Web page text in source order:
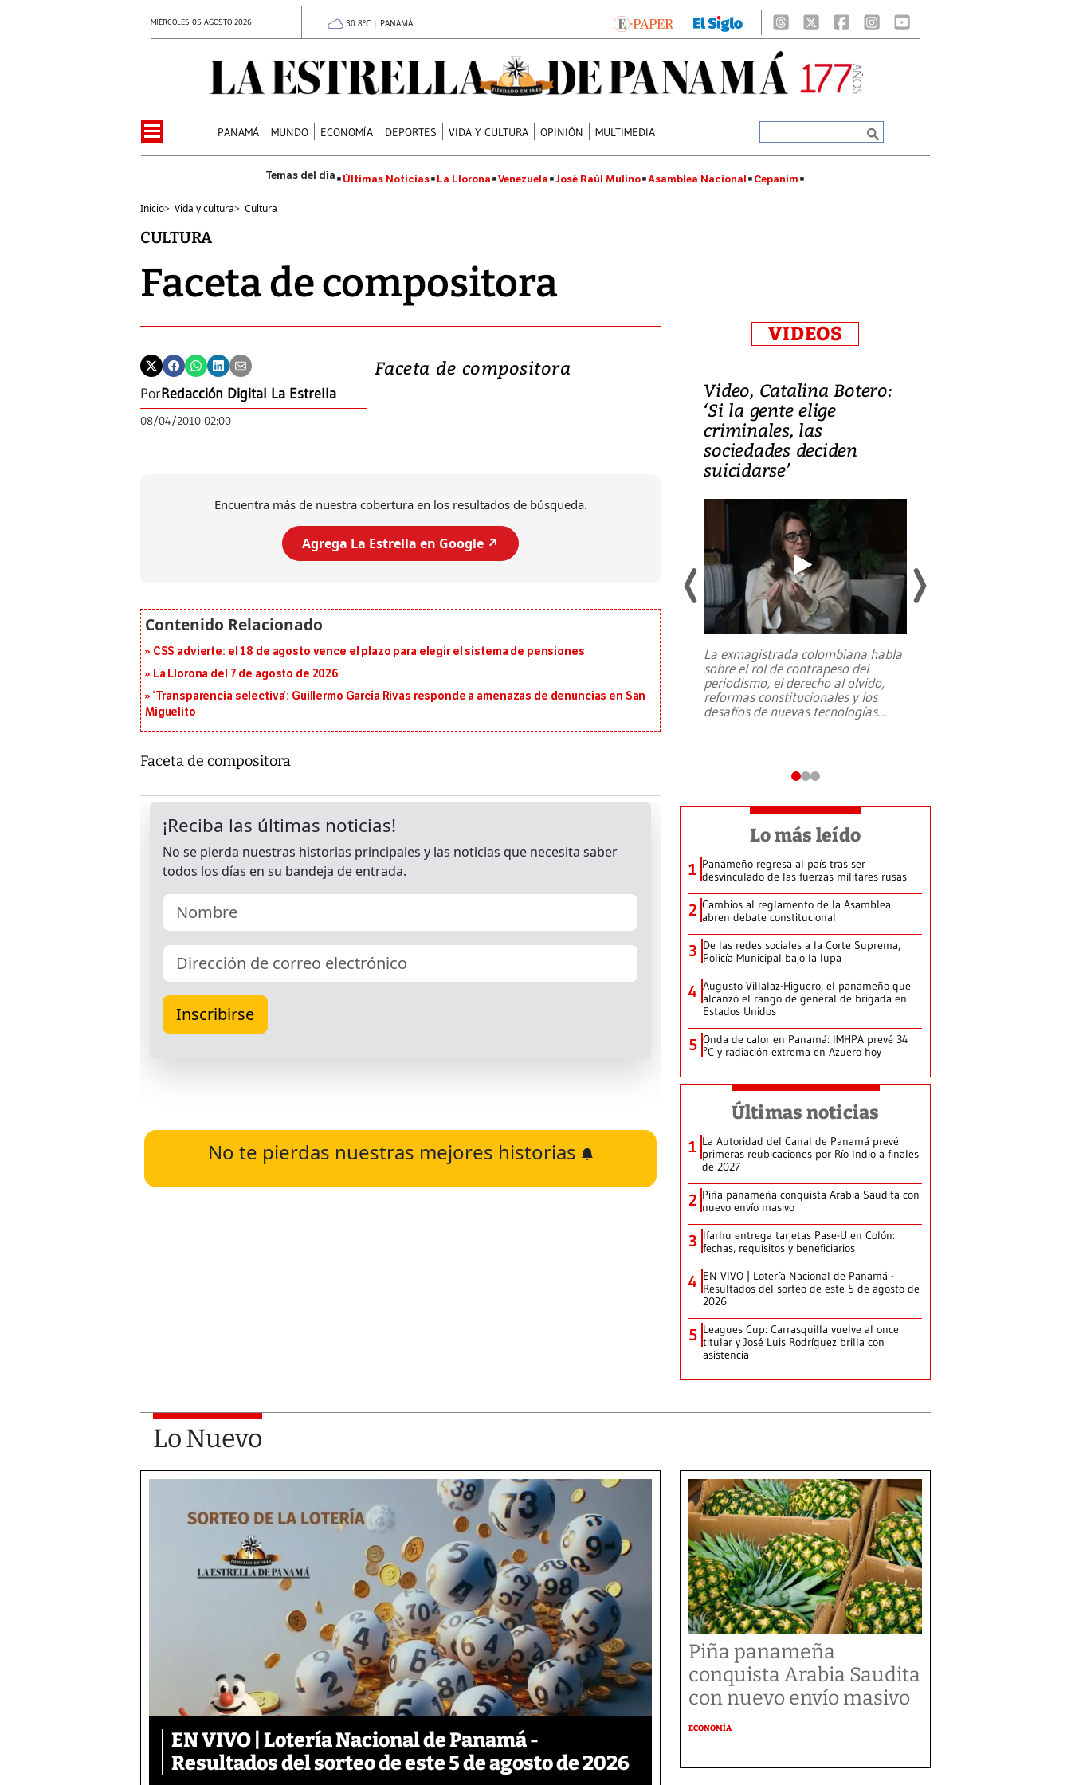
MIÉRCOLES 05 AGOSTO 2026 30.8°C | PANAMÁ
PANAMÁ MUNDO ECONOMÍA DEPORTES VIDA Y CULTURA OPINIÓN MULTIMEDIA
Últimas Noticias La Llorona Venezuela José Raúl Mulino Asamblea Nacional Cepanim
Inicio> Vida y cultura> Cultura
CULTURA
Faceta de compositora
PorRedacción Digital La Estrella
08/04/2010 02:00
Faceta de compositora
Encuentra más de nuestra cobertura en los resultados de búsqueda.
Agrega La Estrella en Google ↗️
CSS advierte: el 18 de agosto vence el plazo para elegir el sistema de pensiones
La Llorona del 7 de agosto de 2026
‘Transparencia selectiva’: Guillermo García Rivas responde a amenazas de denuncias en San
Miguelito
Faceta de compositora
No te pierdas nuestras mejores historias
VIDEOS
Un fuerte terremoto de magnitud
julio en la prefectura de Kumamoto,
al sur de Japón, provocando una
Video, Catalina Botero:
‘Si la gente elige
criminales, las
sociedades deciden
suicidarse’
La exmagistrada colombiana habla
sobre el rol de contrapeso del
periodismo, el derecho al olvido,
reformas constitucionales y los
desafíos de nuevas tecnologías...
Lo más leído
1 Panameño regresa al país tras ser
desvinculado de las fuerzas militares rusas
2 Cambios al reglamento de la Asamblea
abren debate constitucional
3 De las redes sociales a la Corte Suprema,
Policía Municipal bajo la lupa
4 Augusto Villalaz-Higuero, el panameño que
alcanzó el rango de general de brigada en
Estados Unidos
5 Onda de calor en Panamá: IMHPA prevé 34
°C y radiación extrema en Azuero hoy
Últimas noticias
1 La Autoridad del Canal de Panamá prevé
primeras reubicaciones por Río Indio a finales
de 2027
2 Piña panameña conquista Arabia Saudita con
nuevo envío masivo
3 Ifarhu entrega tarjetas Pase-U en Colón:
fechas, requisitos y beneficiarios
4 EN VIVO | Lotería Nacional de Panamá -
Resultados del sorteo de este 5 de agosto de
2026
5 Leagues Cup: Carrasquilla vuelve al once
titular y José Luis Rodríguez brilla con
asistencia
Lo Nuevo
EN VIVO | Lotería Nacional de Panamá -
Resultados del sorteo de este 5 de agosto de 2026
Piña panameña
conquista Arabia Saudita
con nuevo envío masivo
ECONOMÍA